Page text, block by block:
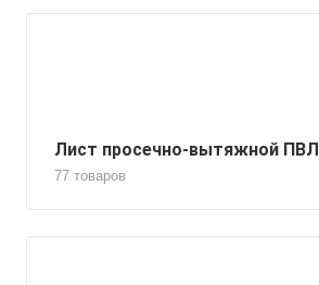
Лист просечно-вытяжной ПВЛ
77 товаров